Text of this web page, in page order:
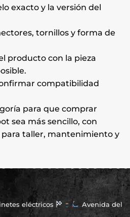
exacto y la versión del
tornillos y forma de
producto con la pieza
compatibilidad
para que comprar
sea más sencillo, con
taller, mantenimiento y
eléctricos
Avenida del